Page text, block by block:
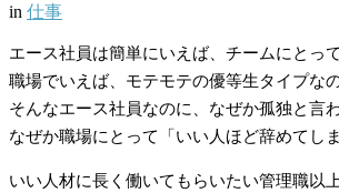
in 仕事
エース社員は簡単にいえば、チームにとっ
職場でいえば、モテモテの優等生タイプな
そんなエース社員なのに、なぜか孤独と言
なぜか職場にとって「いい人ほど辞めてし
いい人材に長く働いてもらいたい管理職以